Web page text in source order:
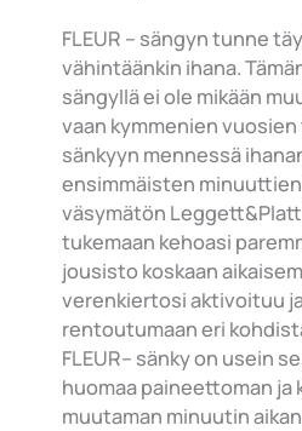
FLEUR – sängyn tunne
vähintäänkin ihana.
sängyllä ei ole mikään
vaan kymmenien
sänkyyn mennessä
ensimmäisten
väsymätön
tukemaan kehoasi
jousisto koskaan
verenkiertosi aktivoituu
rentoutumaan eri
FLEUR– sänky on usein
huomaa paineettoman
muutaman minuutin